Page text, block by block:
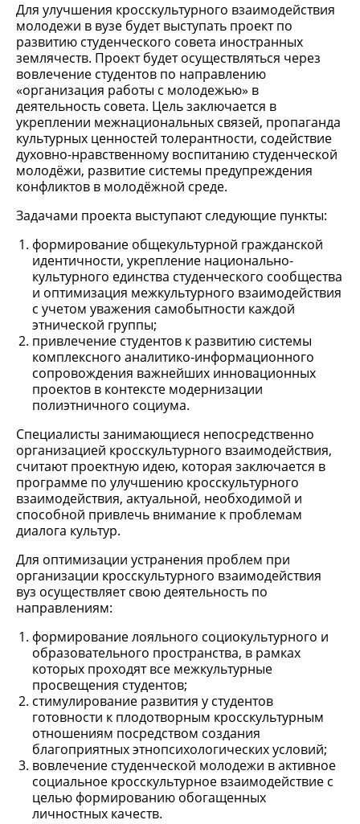
Для улучшения кросскультурного взаимодействия
молодежи в вузе будет выступать проект по
развитию студенческого совета иностранных
землячеств. Проект будет осуществляться через
вовлечение студентов по направлению
«организация работы с молодежью» в
деятельность совета. Цель заключается в
укреплении межнациональных связей, пропаганда
культурных ценностей толерантности, содействие
духовно-нравственному воспитанию студенческой
молодёжи, развитие системы предупреждения
конфликтов в молодёжной среде.
Задачами проекта выступают следующие пункты:
формирование общекультурной гражданской
идентичности, укрепление национально-
культурного единства студенческого сообщества
и оптимизация межкультурного взаимодействия
с учетом уважения самобытности каждой
этнической группы;
привлечение студентов к развитию системы
комплексного аналитико-информационного
сопровождения важнейших инновационных
проектов в контексте модернизации
полиэтничного социума.
Специалисты занимающиеся непосредственно
организацией кросскультурного взаимодействия,
считают проектную идею, которая заключается в
программе по улучшению кросскультурного
взаимодействия, актуальной, необходимой и
способной привлечь внимание к проблемам
диалога культур.
Для оптимизации устранения проблем при
организации кросскультурного взаимодействия
вуз осуществляет свою деятельность по
направлениям:
формирование лояльного социокультурного и
образовательного пространства, в рамках
которых проходят все межкультурные
просвещения студентов;
стимулирование развития у студентов
готовности к плодотворным кросскультурным
отношениям посредством создания
благоприятных этнопсихологических условий;
вовлечение студенческой молодежи в активное
социальное кросскультурное взаимодействие с
целью формированию обогащенных
личностных качеств.